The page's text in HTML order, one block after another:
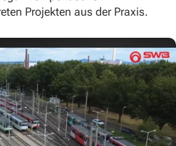
Projekten aus der Praxis.